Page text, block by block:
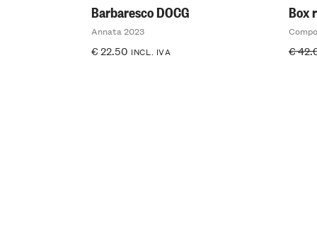
Barbaresco DOCG
Annata 2023
€22.50 INCL. IVA
Box
€